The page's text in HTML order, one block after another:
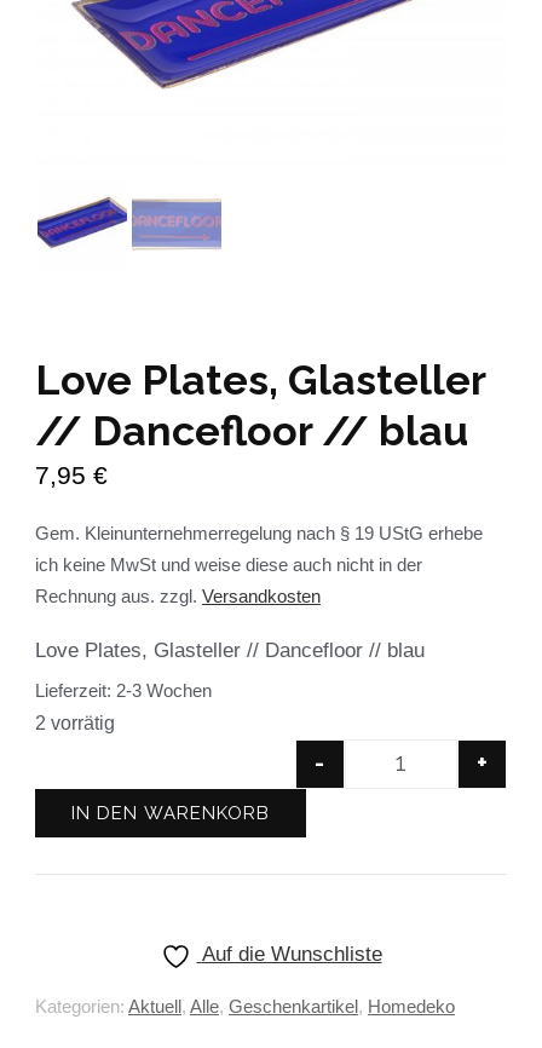
Love Plates, Glasteller
// Dancefloor // blau
7,95 €
Gem. Kleinunternehmerregelung nach § 19 UStG erhebe
ich keine MwSt und weise diese auch nicht in der
Rechnung aus. zzgl. Versandkosten
Love Plates, Glasteller // Dancefloor // blau
Lieferzeit: 2-3 Wochen
2 vorrätig
- +
IN DEN WARENKORB
Auf die Wunschliste
Kategorien: Aktuell, Alle, Geschenkartikel, Homedeko